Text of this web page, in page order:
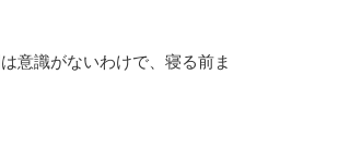
意識がないわけで、寝る前ま